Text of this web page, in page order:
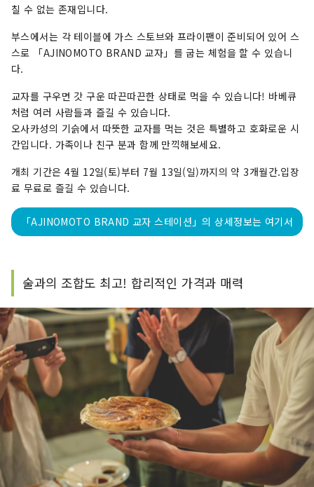
칠 수 없는 존재입니다.
부스에서는 각 테이블에 가스 스토브와 프라이팬이 준비되어 있어 스
스로 「AJINOMOTO BRAND 교자」를 굽는 체험을 할 수 있습니
다.
교자를 구우면 갓 구운 따끈따끈한 상태로 먹을 수 있습니다! 바베큐
처럼 여러 사람들과 즐길 수 있습니다.
오사카성의 기슭에서 따뜻한 교자를 먹는 것은 특별하고 호화로운 시
간입니다. 가족이나 친구 분과 함께 만끽해보세요.
개최 기간은 4월 12일(토)부터 7월 13일(일)까지의 약 3개월간.입장
료 무료로 즐길 수 있습니다.
「AJINOMOTO BRAND 교자 스테이션」의 상세정보는 여기서
술과의 조합도 최고! 합리적인 가격과 매력